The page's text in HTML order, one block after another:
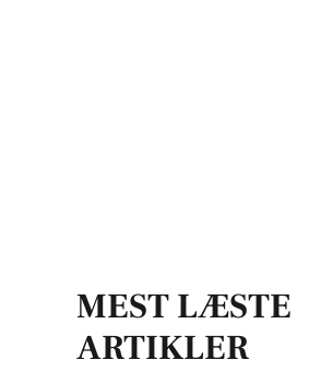
MEST LÆSTE
ARTIKLER